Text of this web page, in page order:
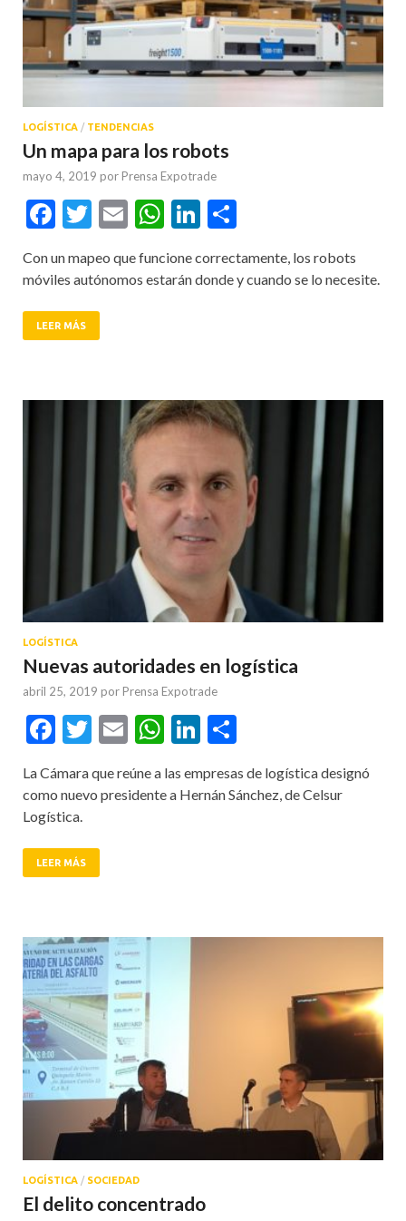
LOGÍSTICA / TENDENCIAS
Un mapa para los robots
mayo 4, 2019 por Prensa Expotrade
Facebook
Twitter
EmailWhatsApp
LinkedIn
Con un mapeo que funcione correctamente, los robots
móviles autónomos estarán donde y cuando se lo necesite.
LEER MÁS
LOGÍSTICA
Nuevas autoridades en logística
abril 25, 2019 por Prensa Expotrade
Facebook
Twitter
EmailWhatsApp
LinkedIn
La Cámara que reúne a las empresas de logística designó
como nuevo presidente a Hernán Sánchez, de Celsur
Logística.
LEER MÁS
LOGÍSTICA / SOCIEDAD
El delito concentrado